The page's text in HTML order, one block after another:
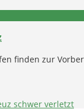
finden zur